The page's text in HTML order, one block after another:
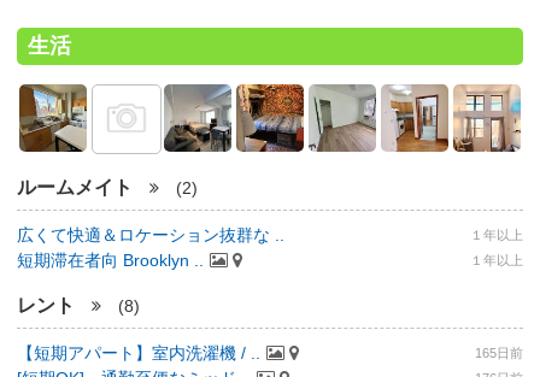
生活
ルームメイト (2)
広くて快適＆ロケーション抜群な .. １年以上
短期滞在者向 Brooklyn .. １年以上
レント (8)
【短期アパート】室内洗濯機 / .. 165日前